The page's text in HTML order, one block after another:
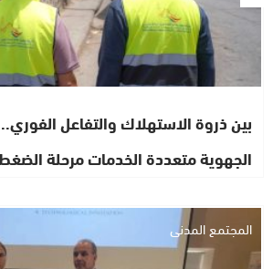
بين ذروة الاستهلاك والتفاعل
الجهوية متعددة الخدمات مرحلة
المجتمع المدني